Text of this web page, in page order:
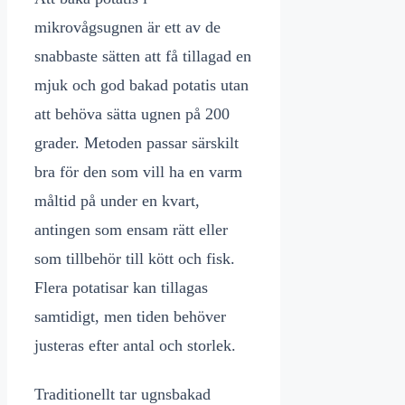
mikrovågsugnen är ett av de
snabbaste sätten att få tillagad en
mjuk och god bakad potatis utan
att behöva sätta ugnen på 200
grader. Metoden passar särskilt
bra för den som vill ha en varm
måltid på under en kvart,
antingen som ensam rätt eller
som tillbehör till kött och fisk.
Flera potatisar kan tillagas
samtidigt, men tiden behöver
justeras efter antal och storlek.
Traditionellt tar ugnsbakad